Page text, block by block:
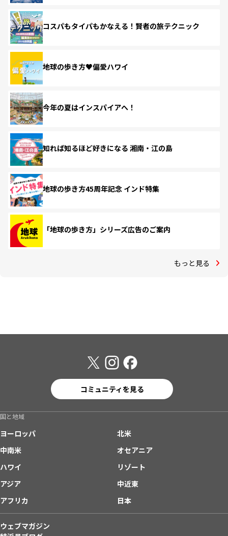
コスパもタイパもかなえる！賢者の旅テクニック
地球の歩き方♥偏愛ハワイ
今年の夏はインスパイアへ！
知れば知るほど好きになる 湘南・江の島
地球の歩き方45周年記念 インド特集
「地球の歩き方」シリーズ広告のご案内
もっと見る
コミュニティを見る
国と地域
ヨーロッパ
北米
中南米
オセアニア
ハワイ
リゾート
アジア
中近東
アフリカ
日本
ウェブマガジン